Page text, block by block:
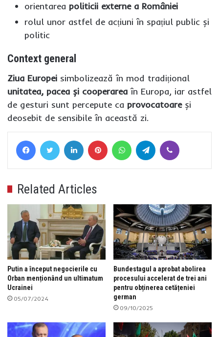
orientarea politicii externe a României
rolul unor astfel de acțiuni în spațiul public și
politic
Context general
Ziua Europei simbolizează în mod tradițional
unitatea, pacea și cooperarea în Europa, iar astfel
de gesturi sunt percepute ca provocatoareși
deosebit de sensibile în această zi.
FacebookTwitter LinkedIn Pinterest WhatsAppTelegram
Related Articles
Putin a început negocierile cu
Orban menționând un ultimatum
Ucrainei
05/07/2024
Bundestagul a aprobat abolirea
procesului accelerat de trei ani
pentru obținerea cetățeniei
german
09/10/2025